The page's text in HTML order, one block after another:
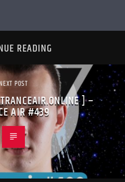
READING
POST
] –
AIR #439